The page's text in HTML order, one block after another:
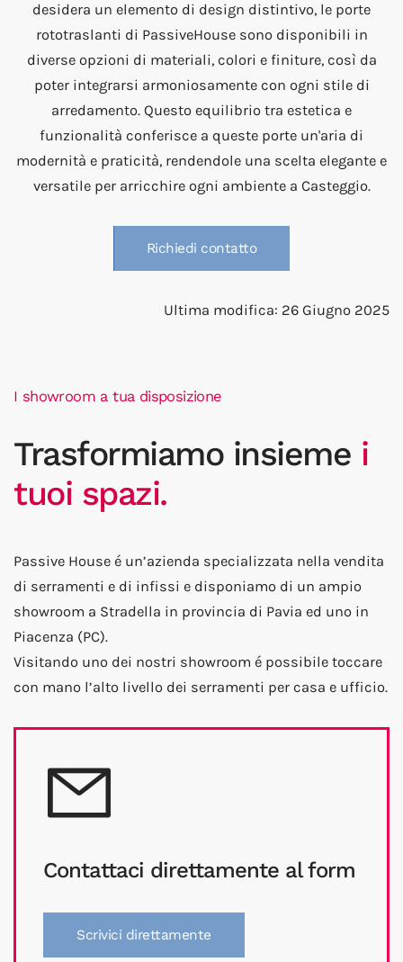
desidera un elemento di design distintivo, le porte
rototraslanti di PassiveHouse sono disponibili in
diverse opzioni di materiali, colori e finiture, così da
poter integrarsi armoniosamente con ogni stile di
arredamento. Questo equilibrio tra estetica e
funzionalità conferisce a queste porte un'aria di
modernità e praticità, rendendole una scelta elegante e
versatile per arricchire ogni ambiente a Casteggio.
Richiedi contatto
Ultima modifica: 26 Giugno 2025
I showroom a tua disposizione
Trasformiamo insieme i
tuoi spazi.
Passive House é un’azienda specializzata nella vendita
di serramenti e di infissi e disponiamo di un ampio
showroom a Stradella in provincia di Pavia ed uno in
Piacenza (PC).
Visitando uno dei nostri showroom é possibile toccare
con mano l’alto livello dei serramenti per casa e ufficio.
Contattaci direttamente al form
Scrivici direttamente